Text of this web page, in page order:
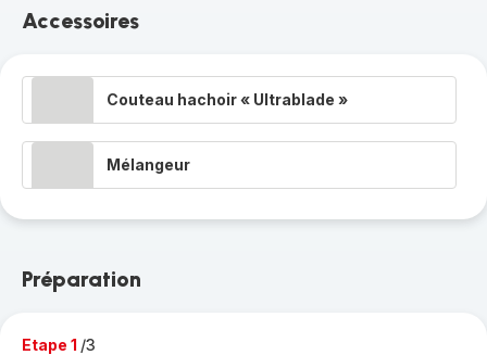
Accessoires
Couteau hachoir « Ultrablade »
Mélangeur
Préparation
Etape 1 /3